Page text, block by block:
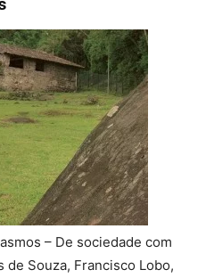
– De sociedade com
Souza, Francisco Lobo,